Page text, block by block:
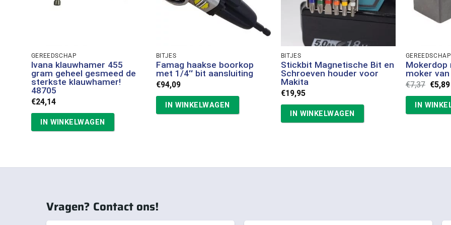
GEREEDSCHAP
Ivana klauwhamer 455
gram geheel gesmeed de
sterkste klauwhamer!
48705
€24,14
IN WINKELWAGEN
BITJES
Famag haakse boorkop
met 1/4″ bit aansluiting
€94,09
IN WINKELWAGEN
BITJES
Stickbit Magnetische Bit en
Schroeven houder voor
Makita
€19,95
IN WINKELWAGEN
GEREEDSCHAP
Mokerdop
moker
€7,37
prijs
was:
€7,37.
€5,89
IN
Vragen? Contact ons!